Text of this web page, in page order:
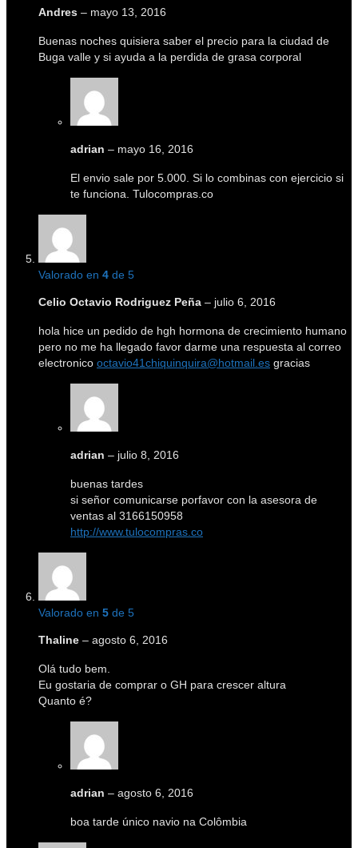
Andres – mayo 13, 2016
Buenas noches quisiera saber el precio para la ciudad de
Buga valle y si ayuda a la perdida de grasa corporal
adrian – mayo 16, 2016
El envio sale por 5.000. Si lo combinas con ejercicio si
te funciona. Tulocompras.co
Valorado en 4 de 5
Celio Octavio Rodriguez Peña – julio 6, 2016
hola hice un pedido de hgh hormona de crecimiento humano
pero no me ha llegado favor darme una respuesta al correo
electronico octavio41chiquinquira@hotmail.es gracias
adrian – julio 8, 2016
buenas tardes
si señor comunicarse porfavor con la asesora de
ventas al 3166150958
http://www.tulocompras.co
Valorado en 5 de 5
Thaline – agosto 6, 2016
Olá tudo bem.
Eu gostaria de comprar o GH para crescer altura
Quanto é?
adrian – agosto 6, 2016
boa tarde único navio na Colômbia